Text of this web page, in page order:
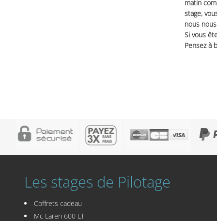
matin
stage,
nous
Si vous
Pensez à
Les stages de Pilotage
Coffrets cadeau
Mc Laren 600 LT